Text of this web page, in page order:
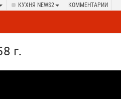
КУХНЯ NEWS2 КОММЕНТАРИИ
г.